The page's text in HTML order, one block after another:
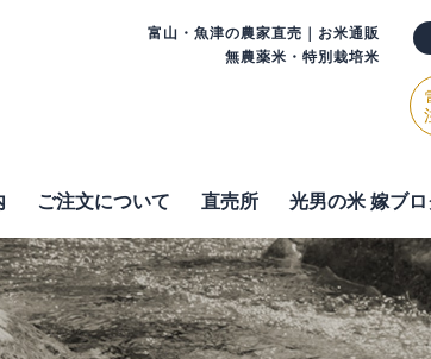
富山・魚津の農家直売｜お米通販
無農薬米・特別栽培米
ご注⽂について 直売所 光男の米 嫁ブロ